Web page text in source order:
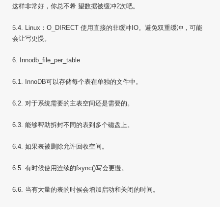
这样非常好，你总不希 望数据被缓冲2次吧。
5.4. Linux：O_DIRECT 使用直接的非缓冲IO。避免双重缓冲，可能
会让写更慢。
6. Innodb_file_per_table
6.1. InnoDB可以存储每个表在单独的文件中。
6.2. 对于系统需要的主表空间还是需要的。
6.3. 能够帮助拆封不同的表到多个磁盘上。
6.4. 如果表被删除允许回收空间。
6.5. 有时候使用连续的fsync()写会更慢。
6.6. 当有大量的表的时候会增加启动和关闭的时间。